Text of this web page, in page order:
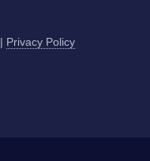
| Privacy Policy